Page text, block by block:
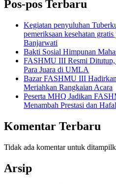
Pos-pos Terbaru
Kegiatan penyuluhan
pemeriksaan kesehatan
Banjarwati
Bakti Sosial Himpunan
FASHMU III Resmi
Para Juara di UMLA
Bazar FASHMU III
Meriahkan Rangkaian Acara
Peserta MHQ Jadikan
Menambah Prestasi dan
Komentar Terbaru
Tidak ada komentar untuk
Arsip